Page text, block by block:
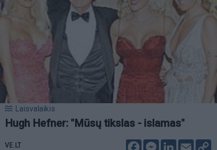
Laisvalaikis
Hugh Hefner: "Mūsų tikslas - islamas"
VE.LT
FacebookMessenger
LinkedIn
Email